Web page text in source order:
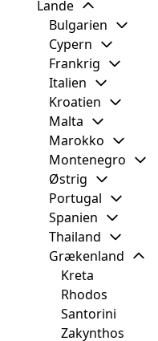
Lande
Bulgarien
Cypern
Frankrig
Italien
Kroatien
Malta
Marokko
Montenegro
Østrig
Portugal
Spanien
Thailand
Grækenland
Kreta
Rhodos
Santorini
Zakynthos